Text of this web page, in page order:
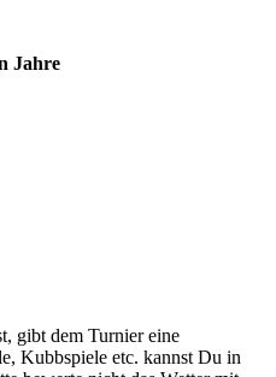
Jahre
gibt dem Turnier eine
Kubbspiele etc. kannst Du in